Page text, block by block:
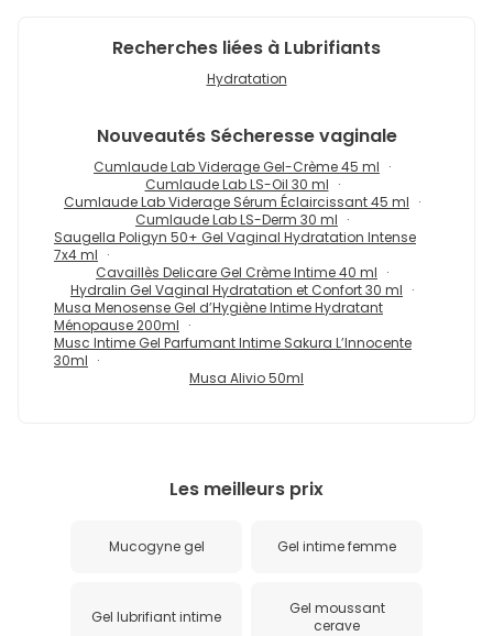
Recherches liées à Lubrifiants
Hydratation
Nouveautés Sécheresse vaginale
Cumlaude Lab Viderage Gel-Crème 45 ml
Cumlaude Lab LS-Oil 30 ml
Cumlaude Lab Viderage Sérum Éclaircissant 45 ml
Cumlaude Lab LS-Derm 30 ml
Saugella Poligyn 50+ Gel Vaginal Hydratation Intense
7x4 ml
Cavaillès Delicare Gel Crème Intime 40 ml
Hydralin Gel Vaginal Hydratation et Confort 30 ml
Musa Menosense Gel d’Hygiène Intime Hydratant
Ménopause 200ml
Musc Intime Gel Parfumant Intime Sakura L’Innocente
30ml
Musa Alivio 50ml
Les meilleurs prix
Mucogyne gel Gel intime femme
Gel lubrifiant intime
Gel moussant
cerave